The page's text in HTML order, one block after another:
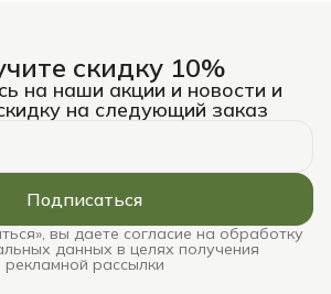
скидку 10%
на наши акции и новости и
на следующий заказ
Подписаться
вы даете согласие на обработку
данных в целях получения
рассылки